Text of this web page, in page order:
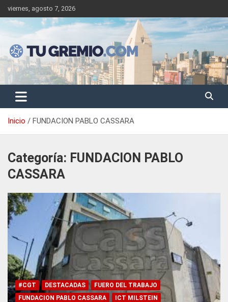
Saltar
al
contenido
viernes, agosto 7, 2026
Tu Gremio
Sitio de noticias gremiales – laborales
Inicio FUNDACION PABLO CASSARA
Categoría: FUNDACION PABLO
CASSARA
#CGT DESTACADAS
FUERO DEL TRABAJO
FUNDACION PABLO CASSARA
ICT MILSTEIN